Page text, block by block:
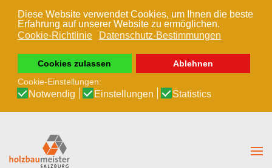
Diese Website verwendet Cookies, um Ihnen die beste
Erfahrung auf unserer Website zu ermöglichen.
Cookie-Richtlinie
Datenschutz-Bestimmungen
Cookies zulassen
Ablehnen
Cookie-Einstellungen:
Notwendig Einstellungen Statistics
Zum Hauptinhalt springen